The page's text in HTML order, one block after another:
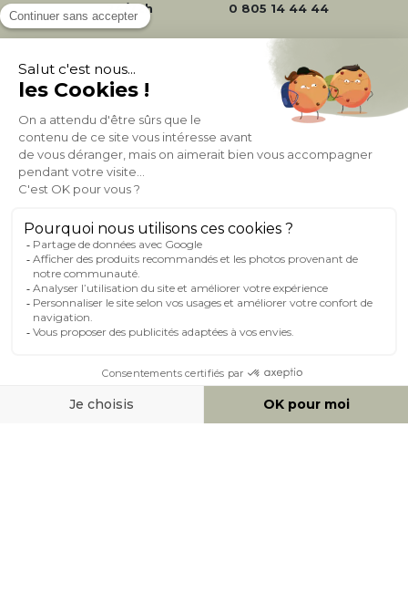
24/72h
0 805 14 44 44
À PROPOS DE MILIBOO
AIDE & CONTACT